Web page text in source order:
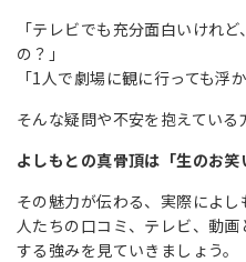
「テレビでも充分面白いけれ
の？」
「1人で劇場に観に行っても浮
そんな疑問や不安を抱えている
よしもとの真骨頂は「生のお笑
その魅力が伝わる、実際によ
人たちの口コミ、テレビ、動
する強みを見ていきましょう。